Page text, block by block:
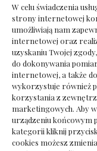
W celu świadczenia
strony internetowej
umożliwiają nam
internetowej oraz
uzyskaniu Twojej
do dokonywania
internetowej, a także
wykorzystuje również
korzystania z
marketingowych. Aby
urządzeniu końcowym
kategorii kliknij
cookies możesz